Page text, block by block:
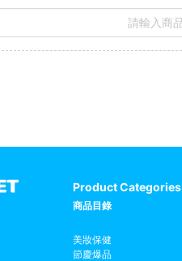
Product Categories
商品目錄
美妝保健
節慶爆品